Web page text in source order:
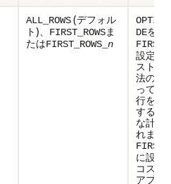
ALL_ROWS(デフォル
ト)、
FIRST_ROWSま
たはFIRST_ROWS_ n
DEを
設定す
ストと
法の組
って、
行を高
するた
な計画
れます
に設定
コスト
アプロ